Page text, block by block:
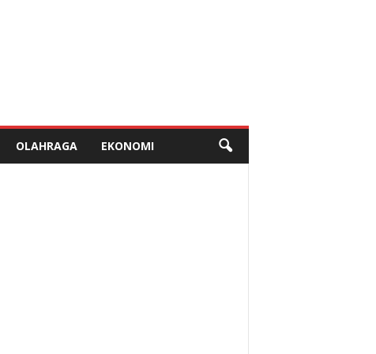
OLAHRAGA EKONOMI